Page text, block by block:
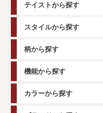
テイストから探す
スタイルから探す
柄から探す
機能から探す
カラーから探す